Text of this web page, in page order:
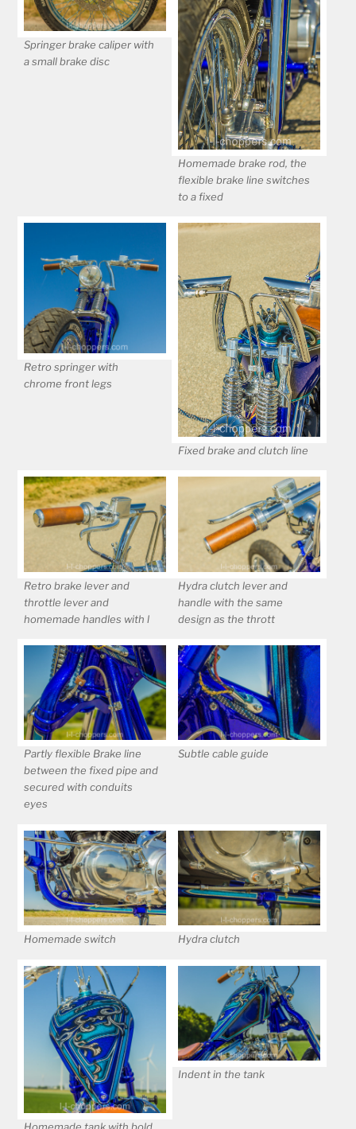
Springer brake caliper with
a small brake disc
Homemade brake rod, the
flexible brake line switches
to a fixed
Retro springer with
chrome front legs
Fixed brake and clutch line
Retro brake lever and
throttle lever and
homemade handles with l
Hydra clutch lever and
handle with the same
design as the thrott
Partly flexible Brake line
between the fixed pipe and
secured with conduits
eyes
Subtle cable guide
Homemade switch Hydra clutch
Indent in the tank